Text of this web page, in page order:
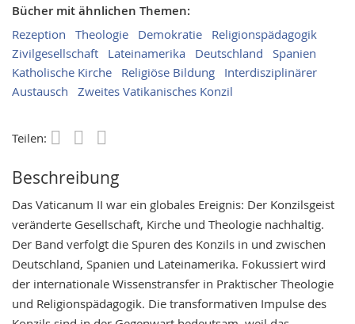
Bücher mit ähnlichen Themen:
Rezeption Theologie Demokratie
Religionspädagogik
Zivilgesellschaft
Lateinamerika Deutschland
Spanien
Katholische Kirche
Religiöse Bildung
Interdisziplinärer
Austausch
Zweites Vatikanisches Konzil
Teilen:
Beschreibung
Das Vaticanum II war ein globales Ereignis: Der Konzilsgeist
veränderte Gesellschaft, Kirche und Theologie nachhaltig.
Der Band verfolgt die Spuren des Konzils in und zwischen
Deutschland, Spanien und Lateinamerika. Fokussiert wird
der internationale Wissenstransfer in Praktischer Theologie
und Religionspädagogik. Die transformativen Impulse des